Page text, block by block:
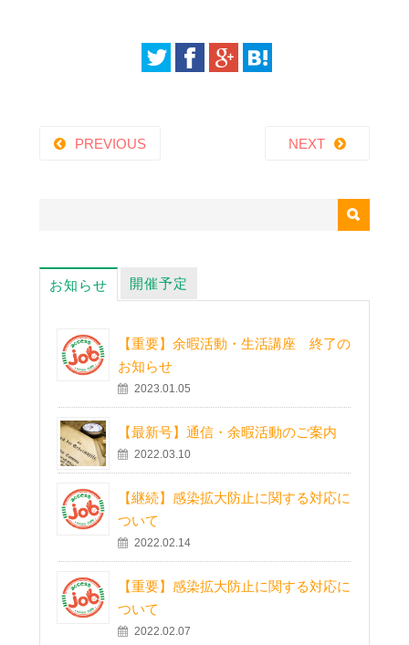
PREVIOUS NEXT
お知らせ 開催予定
【重要】余暇活動・生活講座 終了の
お知らせ
2023.01.05
【最新号】通信・余暇活動のご案内
2022.03.10
【継続】感染拡大防止に関する対応に
ついて
2022.02.14
【重要】感染拡大防止に関する対応に
ついて
2022.02.07